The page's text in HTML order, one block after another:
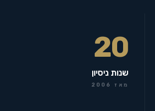
20
שנות ניסיון
מאז 2006